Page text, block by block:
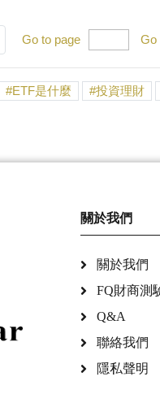
Go to page Go
ETF是什麼 投資理財
關於我們
關於我們
FQ財商測
Q&A
聯絡我們
隱私聲明